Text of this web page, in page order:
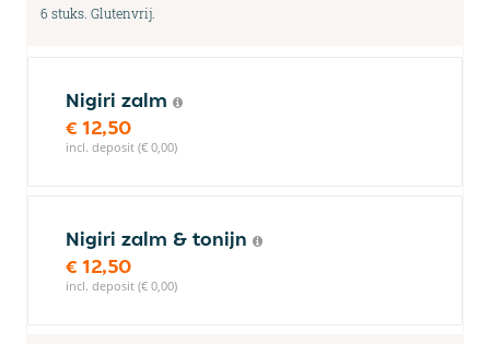
6 stuks. Glutenvrij.
Nigiri zalm
€ 12,50
incl. deposit (€ 0,00)
Nigiri zalm & tonijn
€ 12,50
incl. deposit (€ 0,00)